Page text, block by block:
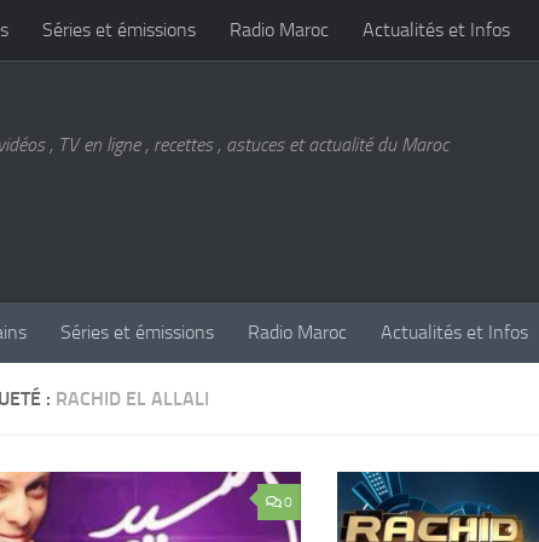
Séries et émissions Radio Maroc Actualités et Infos
, TV en ligne , recettes , astuces et actualité du Maroc
Séries et émissions Radio Maroc Actualités et Infos
: RACHID EL ALLALI
0